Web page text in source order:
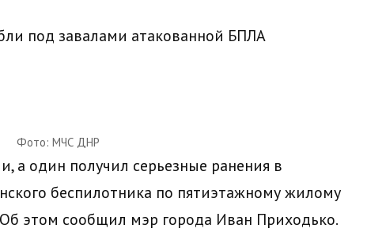
Фото: МЧС ДНР
а один получил серьезные ранения в
беспилотника по пятиэтажному жилому
этом сообщил мэр города Иван Приходько.